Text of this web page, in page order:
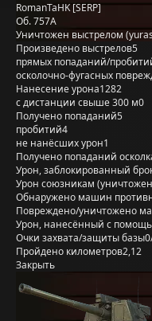
RomanTaHK [SERP]
Об. 757А
Уничтожен выстрелом
Произведено выстрелов5
прямых попаданий/
осколочно-фугасных
Нанесение урона1282
с дистанции свыше 300 м0
Получено попаданий5
пробитий4
не нанёсших урон1
Получено попаданий
Урон, заблокированный
Урон союзникам
Обнаружено машин
Повреждено/уничтожено
Урон, нанесённый с
Очки захвата/защиты базы
Пройдено километров2,12
Закрыть